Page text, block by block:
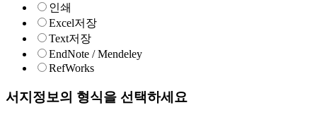
인쇄
Excel저장
Text저장
EndNote / Mendeley
RefWorks
서지정보의 형식을 선택하세요